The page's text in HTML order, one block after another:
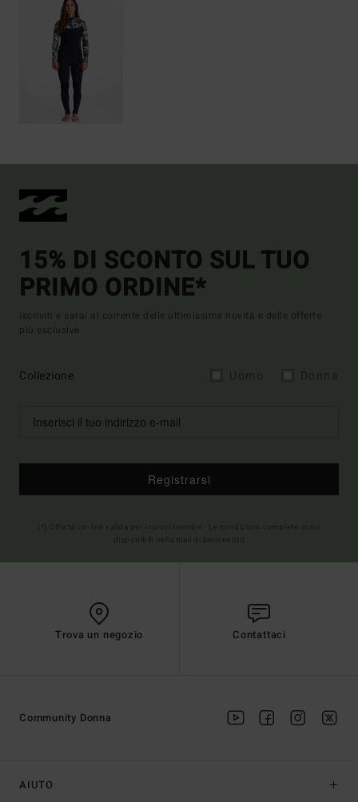
15% DI SCONTO SUL TUO
PRIMO ORDINE*
Iscriviti e sarai al corrente delle ultimissime novità e delle offerte
più esclusive.
Collezione
Registrarsi
Trova un negozio Contattaci
AIUTO
Community Donna